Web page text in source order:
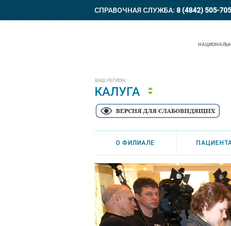
СПРАВОЧНАЯ СЛУЖБА: 8 (4842) 505-705
ВАШ РЕГИОН:
КАЛУГА
О ФИЛИАЛЕ